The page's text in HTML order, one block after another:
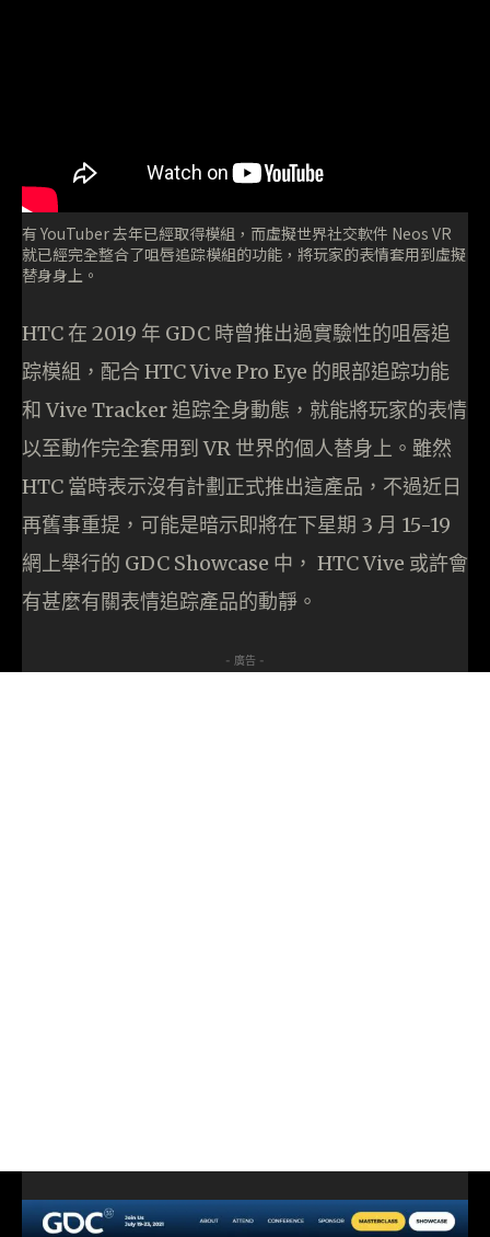
有 YouTuber 去年已經取得模組，而虛擬世界社交軟件 Neos VR
就已經完全整合了咀唇追踪模組的功能，將玩家的表情套用到虛擬
替身身上。
HTC 在 2019 年 GDC 時曾推出過實驗性的咀唇追
踪模組，配合 HTC Vive Pro Eye 的眼部追踪功能
和 Vive Tracker 追踪全身動態，就能將玩家的表情
以至動作完全套用到 VR 世界的個人替身上。雖然
HTC 當時表示沒有計劃正式推出這產品，不過近日
再舊事重提，可能是暗示即將在下星期 3 月 15-19
網上舉行的 GDC Showcase 中， HTC Vive 或許會
有甚麼有關表情追踪產品的動靜。
- 廣告 -